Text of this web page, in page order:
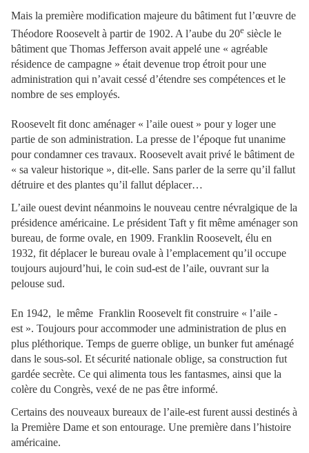
Mais la première modification majeure du bâtiment fut l’œuvre de
Théodore Roosevelt à partir de 1902. A l’aube du 20e siècle le
bâtiment que Thomas Jefferson avait appelé une « agréable
résidence de campagne » était devenue trop étroit pour une
administration qui n’avait cessé d’étendre ses compétences et le
nombre de ses employés.
Roosevelt fit donc aménager « l’aile ouest » pour y loger une
partie de son administration. La presse de l’époque fut unanime
pour condamner ces travaux. Roosevelt avait privé le bâtiment de
« sa valeur historique », dit-elle. Sans parler de la serre qu’il fallut
détruire et des plantes qu’il fallut déplacer…
L’aile ouest devint néanmoins le nouveau centre névralgique de la
présidence américaine. Le président Taft y fit même aménager son
bureau, de forme ovale, en 1909. Franklin Roosevelt, élu en
1932, fit déplacer le bureau ovale à l’emplacement qu’il occupe
toujours aujourd’hui, le coin sud-est de l’aile, ouvrant sur la
pelouse sud.
En 1942, le même Franklin Roosevelt fit construire « l’aile -
est ». Toujours pour accommoder une administration de plus en
plus pléthorique. Temps de guerre oblige, un bunker fut aménagé
dans le sous-sol. Et sécurité nationale oblige, sa construction fut
gardée secrète. Ce qui alimenta tous les fantasmes, ainsi que la
colère du Congrès, vexé de ne pas être informé.
Certains des nouveaux bureaux de l’aile-est furent aussi destinés à
la Première Dame et son entourage. Une première dans l’histoire
américaine.